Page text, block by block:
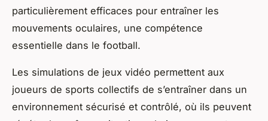
particulièrement efficaces pour entraîner les
mouvements oculaires, une compétence
essentielle dans le football.
Les simulations de jeux vidéo permettent aux
joueurs de sports collectifs de s’entraîner dans un
environnement sécurisé et contrôlé, où ils peuvent